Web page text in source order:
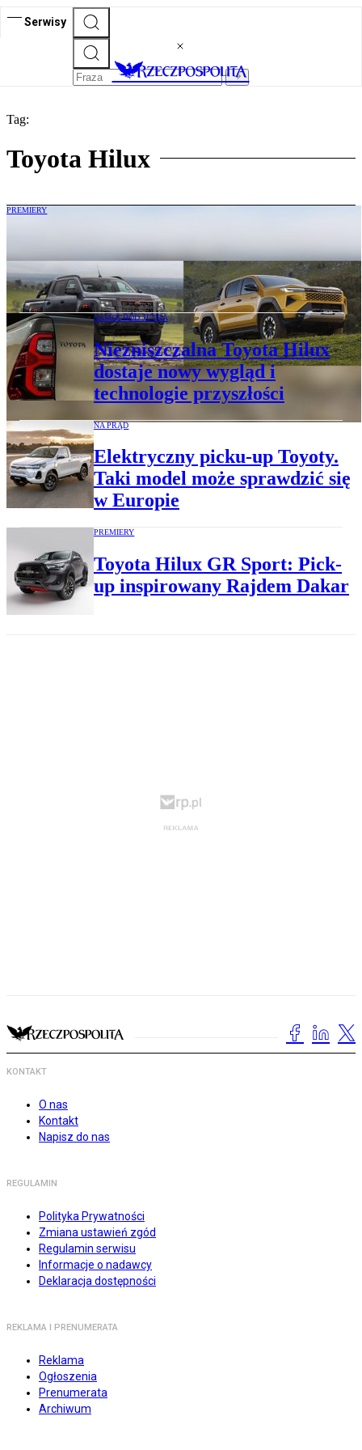
Serwisy
Tag:
Toyota Hilux
PREMIERY
Nowa fala pickupów. Toyota będzie
elektryczna, a Nissan technicznym
bratem Mitsubishi
SAMOCHÓD JUTRA
Niezniszczalna Toyota Hilux
dostaje nowy wygląd i
technologie przyszłości
NA PRĄD
Elektryczny picku-up Toyoty.
Taki model może sprawdzić się
w Europie
PREMIERY
Toyota Hilux GR Sport: Pick-
up inspirowany Rajdem Dakar
KONTAKT
O nas
Kontakt
Napisz do nas
REGULAMIN
Polityka Prywatności
Zmiana ustawień zgód
Regulamin serwisu
Informacje o nadawcy
Deklaracja dostępności
REKLAMA I PRENUMERATA
Reklama
Ogłoszenia
Prenumerata
Archiwum